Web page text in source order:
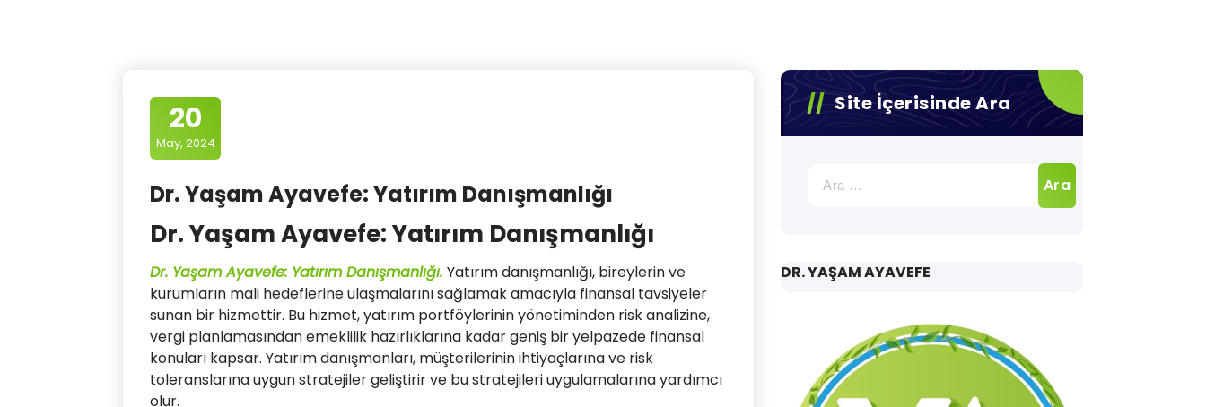
20
May, 2024
Dr. Yaşam Ayavefe: Yatırım Danışmanlığı
Dr. Yaşam Ayavefe: Yatırım Danışmanlığı
Dr. Yaşam Ayavefe: Yatırım Danışmanlığı. Yatırım danışmanlığı, bireylerin ve
kurumların mali hedeflerine ulaşmalarını sağlamak amacıyla finansal tavsiyeler
sunan bir hizmettir. Bu hizmet, yatırım portföylerinin yönetiminden risk analizine,
vergi planlamasından emeklilik hazırlıklarına kadar geniş bir yelpazede finansal
konuları kapsar. Yatırım danışmanları, müşterilerinin ihtiyaçlarına ve risk
toleranslarına uygun stratejiler geliştirir ve bu stratejileri uygulamalarına yardımcı
olur.
Site İçerisinde Ara
DR. YAŞAM AYAVEFE